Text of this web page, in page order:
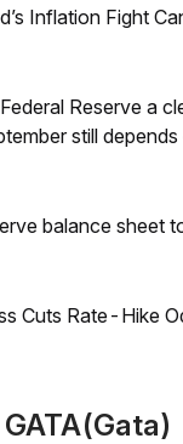
Inflation Fight
Reserve a
still
balance sheet
Cuts Rate-Hike